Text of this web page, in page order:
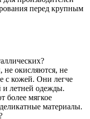
перед крупным
не окисляются, не
с кожей. Они легче
и летней одежды.
более мягкое
материалы.